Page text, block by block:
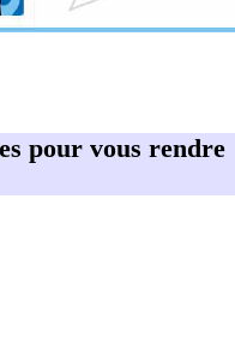
pour vous rendre